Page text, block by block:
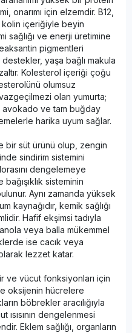
onarımı için elzemdir. B12,
kolin içeriğiyle beyin
sağlığı ve enerji üretimine
pigmentleri
destekler, yaşa bağlı makula
Kolesterol içeriği çoğu
olumsuz
olan yumurta;
avokado ve tam buğday
harika uyum sağlar.
bir süt ürünü olup, zengin
sindirim sistemini
dengelemeye
sisteminin
Aynı zamanda yüksek
kaynağıdır, kemik sağlığı
Hafif ekşimsi tadıyla
veya balla mükemmel
ise cacık veya
lezzet katar.
ve vücut fonksiyonları için
oksijenin hücrelere
böbrekler aracılığıyla
ısısının dengelenmesi
Eklem sağlığı, organların